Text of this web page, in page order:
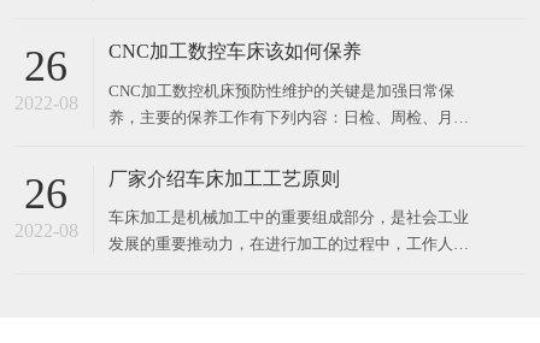
了位置的精度，尺寸的精度，形状的精度等。 下面介
转跳动能对零件的加工精度产生一定的误差。 （2）
机床导轨的精度不准
26
2022-08
CNC加工数控车床该如何保养
CNC加工数控机床预防性维护的关键是加强日常保
养，主要的保养工作有下列内容：日检、周检、月
养具体如下： 1. CNC加工数控机床的日检 其主要项
却系统、气压系统。日检就是根据各系统的正常情况
来加以检
26
2022-08
厂家介绍车床加工工艺原则
车床加工是机械加工中的重要组成部分，是社会工业
发展的重要推动力，在进行加工的过程中，工作人员